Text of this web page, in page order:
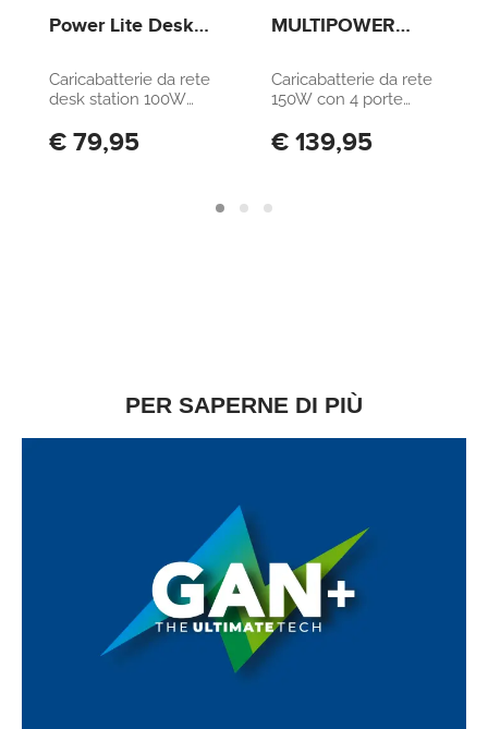
Power Lite Desk
Caricabatterie da rete
desk station 100W
super compatta e
sottile. Dotato di 4
€ 79,95
MULTIPOWER
Caricabatterie da rete
150W con 4 porte
tecnologia GAN
€ 139,95
PER SAPERNE DI PIÙ